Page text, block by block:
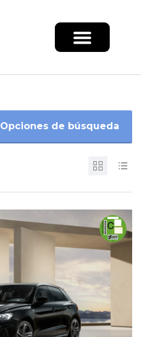
Opciones de búsqueda